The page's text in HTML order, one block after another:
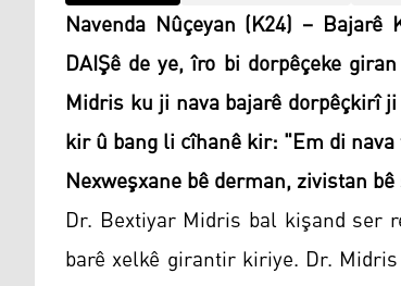
Navenda Nûçeyan (K24) –
DAIŞê de ye, îro bi dorpêçeke
Midris ku ji nava bajarê dorpêçkirî
kir û bang li cîhanê kir: "Em di
Nexweşxane bê derman, zivistan
Dr. Bextiyar Midris bal kişand ser
barê xelkê girantir kiriye. Dr.